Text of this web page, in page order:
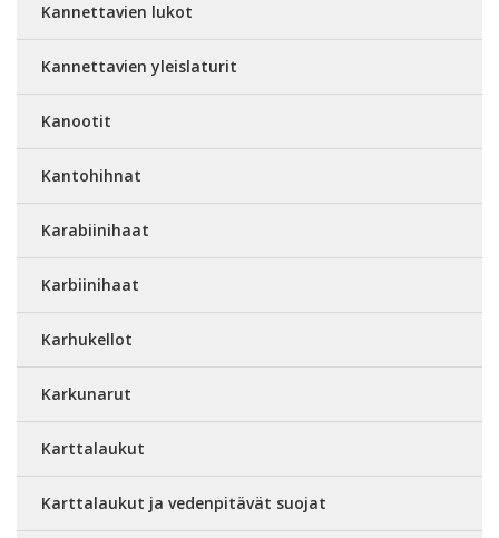
Kannettavien lukot
Kannettavien yleislaturit
Kanootit
Kantohihnat
Karabiinihaat
Karbiinihaat
Karhukellot
Karkunarut
Karttalaukut
Karttalaukut ja vedenpitävät suojat